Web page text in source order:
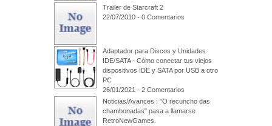
Trailer de Starcraft 2
22/07/2010 - 0 Comentarios
Adaptador para Discos y Unidades
IDE/SATA - Cómo conectar tus viejos
dispositivos IDE y SATA por USB a otro
PC
26/01/2021 - 2 Comentarios
Noticias/Avances : "O recuncho das
chambonadas" pasa a llamarse
RetroNewGames.